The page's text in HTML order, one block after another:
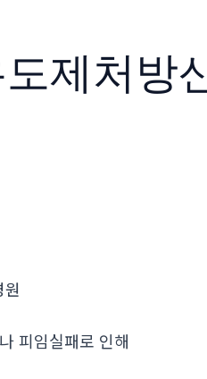
제처방
피임실패로 인해